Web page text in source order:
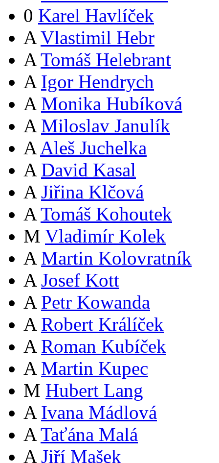
0 Karel Havlíček
A Vlastimil Hebr
A Tomáš Helebrant
A Igor Hendrych
A Monika Hubíková
A Miloslav Janulík
A Aleš Juchelka
A David Kasal
A Jiřina Klčová
A Tomáš Kohoutek
M Vladimír Kolek
A Martin Kolovratník
A Josef Kott
A Petr Kowanda
A Robert Králíček
A Roman Kubíček
A Martin Kupec
M Hubert Lang
A Ivana Mádlová
A Taťána Malá
A Jiří Mašek